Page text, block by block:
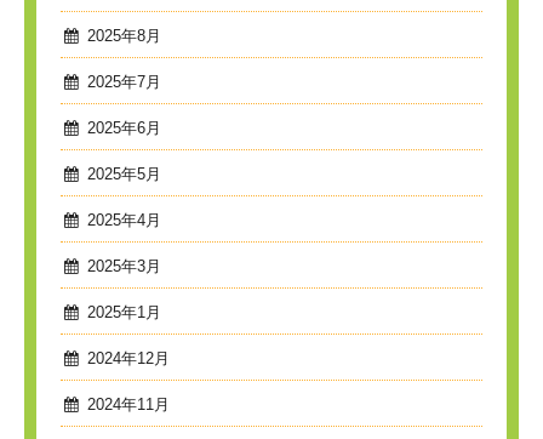
2025年8月
2025年7月
2025年6月
2025年5月
2025年4月
2025年3月
2025年1月
2024年12月
2024年11月